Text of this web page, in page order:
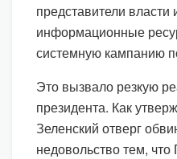
представители власти
информационные
системную кампанию
Это вызвало резкую
президента. Как
Зеленский отверг
недовольство тем,